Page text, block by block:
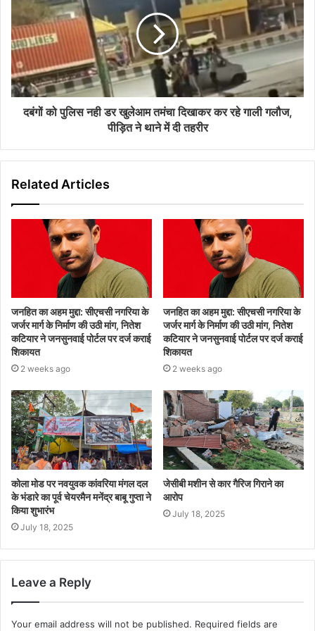
दबंगों को पुलिस नही डर खुलेआम तमंचा दिखाकर कर रहे गाली गलौज,
पीड़ित ने थाने में दी तहरीर
Related Articles
जनहित का अहम मुद्दा: सीएचसी नगरिया के
जर्जर मार्ग के निर्माण की उठी मांग, नितेश
कटियार ने जनसुनवाई पोर्टल पर दर्ज कराई
शिकायत
2 weeks ago
जनहित का अहम मुद्दा: सीएचसी नगरिया के
जर्जर मार्ग के निर्माण की उठी मांग, नितेश
कटियार ने जनसुनवाई पोर्टल पर दर्ज कराई
शिकायत
2 weeks ago
कोला मोड पर नवयुवक कांवरिया मंगल दल
के भंडारे का पूर्व चेयरमैन मनेंद्र बाबू गुप्ता ने
किया शुभारंभ
July 18, 2025
जेसीबी मशीन से कार गैरिज गिराने का
आरोप
July 18, 2025
Leave a Reply
Your email address will not be published. Required fields are